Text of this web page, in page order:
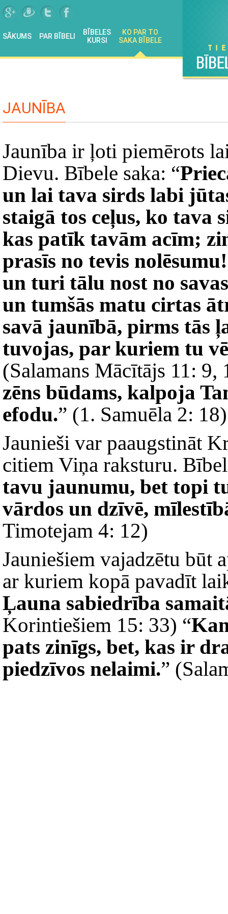
SĀKUMS PAR BĪBELI
BĪBELES
KURSI
KO PAR TO
SAKA BĪBELE
JAUNĪBA
Jaunība ir ļoti piemērots
Dievu. Bībele saka: “
un lai tava sirds labi
staigā tos ceļus, ko tava
kas patīk tavām acīm;
prasīs no tevis
un turi tālu nost no
un tumšās matu cirtas
savā jaunībā, pirms tās
tuvojas, par kuriem tu
(Salamans Mācītājs 11: 9,
zēns būdams, kalpoja
efodu.” (1. Samuēla 2: 18)
Jaunieši var paaugstināt
citiem Viņa raksturu.
tavu jaunumu, bet topi
vārdos un dzīvē,
Timotejam 4: 12)
Jauniešiem vajadzētu būt
ar kuriem kopā pavadīt
Ļauna sabiedrība
Korintiešiem 15: 33) “
pats zinīgs, bet, kas ir
piedzīvos nelaimi.”